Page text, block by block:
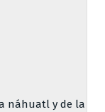
náhuatl y de la